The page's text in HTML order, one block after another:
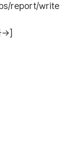
report/write
→]